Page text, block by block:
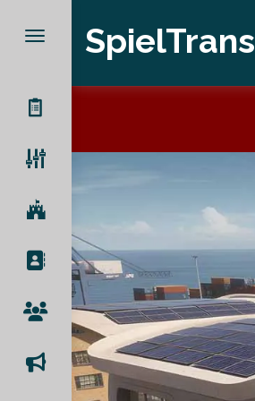
SpielTrans